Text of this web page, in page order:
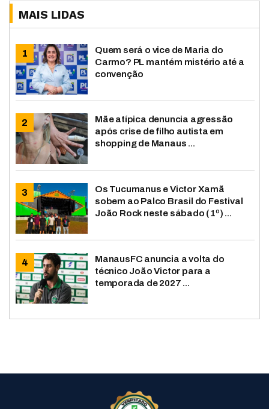
MAIS LIDAS
Quem será o vice de Maria do
Carmo? PL mantém mistério até a
convenção
Mãe atípica denuncia agressão
após crise de filho autista em
shopping de Manaus ...
Os Tucumanus e Victor Xamã
sobem ao Palco Brasil do Festival
João Rock neste sábado (1º) ...
ManausFC anuncia a volta do
técnico João Victor para a
temporada de 2027 ...